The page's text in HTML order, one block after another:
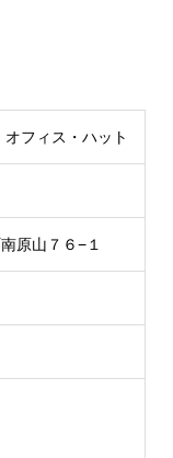
フィス・ハット
原山７６−１